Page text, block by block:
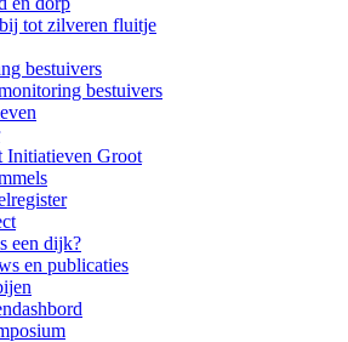
tot zilveren fluitje
bestuivers
bestuivers
Initiatieven Groot
een dijk?
en publicaties